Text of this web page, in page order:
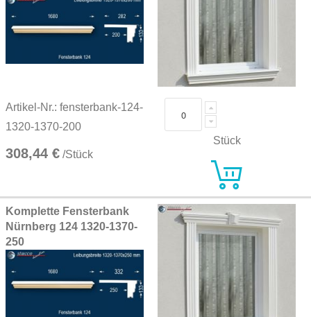
Artikel-Nr.: fensterbank-124-
1320-1370-200
308,44 € /Stück
Stück
Komplette Fensterbank
Nürnberg 124 1320-1370-
250